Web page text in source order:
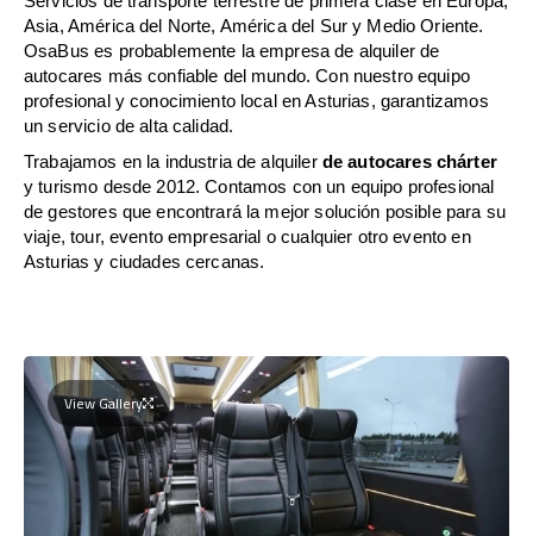
Asia, América del Norte, América del Sur y Medio Oriente.
OsaBus es probablemente la empresa de alquiler de
autocares más confiable del mundo. Con nuestro equipo
profesional y conocimiento local en Asturias, garantizamos
un servicio de alta calidad.
Trabajamos en la industria de alquiler de autocares chárter
y turismo desde 2012. Contamos con un equipo profesional
de gestores que encontrará la mejor solución posible para su
viaje, tour, evento empresarial o cualquier otro evento en
Asturias y ciudades cercanas.
View Gallery